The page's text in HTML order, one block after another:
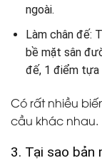
ngoài.
Làm chân đế:
bề mặt sân
đế, 1 điểm tựa
Có rất nhiều
cầu khác nhau.
3. Tại sao bản